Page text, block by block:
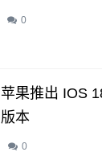
0
苹果推出 IOS
版本
0